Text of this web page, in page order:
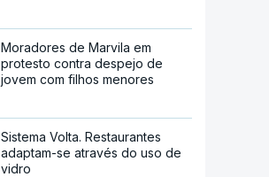
Moradores de Marvila em
protesto contra despejo de
jovem com filhos menores
Sistema Volta. Restaurantes
adaptam-se através do uso de
vidro